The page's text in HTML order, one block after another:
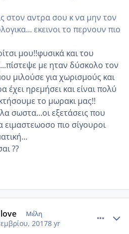
στον αντρα σου κ να μην τον
εκεινοι το περνουν πιο
μου!!φυσικά και του
με ηταν δύσκολο τον
μιλούσε για χωρισμούς και
έχει ηρεμήσει και είναι πολύ
το μωρακι μας!!
σωστα...οι εξετάσεις που
ειμαστεωοσο πιο σίγουροι
??
Μέλη
20178 yr